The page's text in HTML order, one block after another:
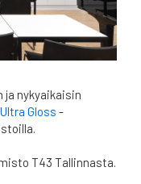
ja nykyaikaisin
Ultra Gloss -
T43 Tallinnasta.